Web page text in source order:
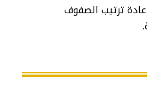
ترتيب الصفوف